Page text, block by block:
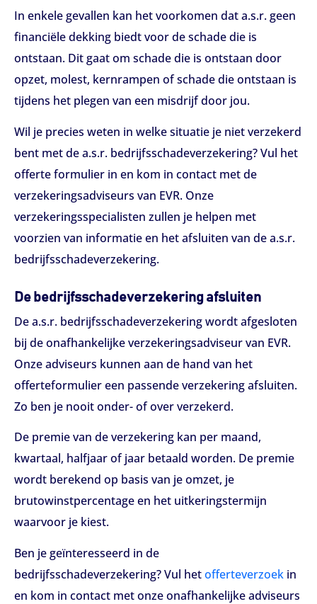
In enkele gevallen kan het voorkomen dat a.s.r. geen
financiële dekking biedt voor de schade die is
ontstaan. Dit gaat om schade die is ontstaan door
opzet, molest, kernrampen of schade die ontstaan is
tijdens het plegen van een misdrijf door jou.
Wil je precies weten in welke situatie je niet verzekerd
bent met de a.s.r. bedrijfsschadeverzekering? Vul het
offerte formulier in en kom in contact met de
verzekeringsadviseurs van EVR. Onze
verzekeringsspecialisten zullen je helpen met
voorzien van informatie en het afsluiten van de a.s.r.
bedrijfsschadeverzekering.
De bedrijfsschadeverzekering afsluiten
De a.s.r. bedrijfsschadeverzekering wordt afgesloten
bij de onafhankelijke verzekeringsadviseur van EVR.
Onze adviseurs kunnen aan de hand van het
offerteformulier een passende verzekering afsluiten.
Zo ben je nooit onder- of over verzekerd.
De premie van de verzekering kan per maand,
kwartaal, halfjaar of jaar betaald worden. De premie
wordt berekend op basis van je omzet, je
brutowinstpercentage en het uitkeringstermijn
waarvoor je kiest.
Ben je geïnteresseerd in de
bedrijfsschadeverzekering? Vul hetofferteverzoek in
en kom in contact met onze onafhankelijke adviseurs